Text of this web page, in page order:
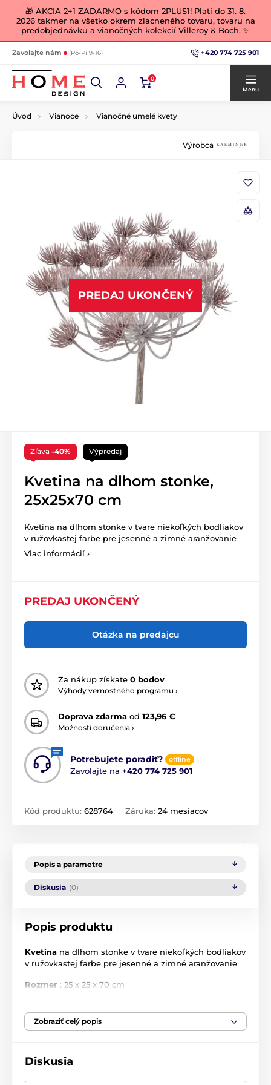
🎁 AKCIA 2+1 ZADARMO s kódom 2PLUS1! Platí do 31. 8.
2026 takmer na všetko okrem zlacneného tovaru, tovaru na
predobjednávku a vianočných kolekcií Villeroy & Boch. ✨
Zavolajte nám (Po-Pi 9-16) +420 774 725 901
0
Menu
Úvod Vianoce Vianočné umelé kvety
Výrobca
PREDAJ UKONČENÝ
Zľava -40% Výpredaj
Kvetina na dlhom stonke,
25x25x70 cm
Kvetina na dlhom stonke v tvare niekoľkých bodliakov
v ružovkastej farbe pre jesenné a zimné aranžovanie
Viac informácií ›
PREDAJ UKONČENÝ
Otázka na predajcu
Za nákup získate 0 bodov
Výhody vernostného programu ›
Doprava zdarma od 123,96 €
Možnosti doručenia ›
Potrebujete poradiť? offline
Zavolajte na +420 774 725 901
Kód produktu: 628764 Záruka: 24 mesiacov
Popis a parametre
Diskusia (0)
Popis produktu
Kvetina na dlhom stonke v tvare niekoľkých bodliakov
v ružovkastej farbe pre jesenné a zimné aranžovanie
Rozmer : 25 x 25 x 70 cm
SmeKaemingk, medzinárodná spoločnosť a snažíme
predmety pre domácnosť a záhradu.
SvetKaemingkuje prekvapivo všestranný. Ponúkame
Zobraziť celý popis
Diskusia